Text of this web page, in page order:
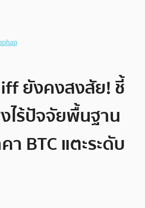
ยังคงสงสัย! ชี้
ไร้ปัจจัยพื้นฐาน
า BTC แตะระดับ